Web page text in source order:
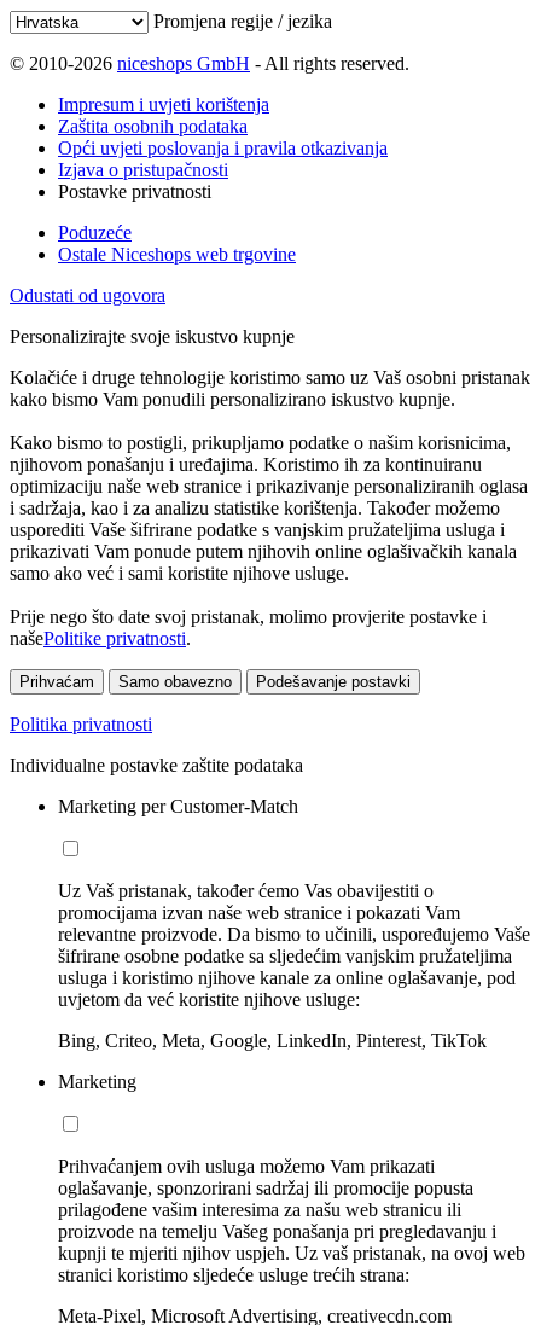
Promjena regije / jezika
© 2010-2026 niceshops GmbH - All rights reserved.
Impresum i uvjeti korištenja
Zaštita osobnih podataka
Opći uvjeti poslovanja i pravila otkazivanja
Izjava o pristupačnosti
Postavke privatnosti
Poduzeće
Ostale Niceshops web trgovine
Odustati od ugovora
Personalizirajte svoje iskustvo kupnje
Kolačiće i druge tehnologije koristimo samo uz Vaš osobni pristanak
kako bismo Vam ponudili personalizirano iskustvo kupnje.
Kako bismo to postigli, prikupljamo podatke o našim korisnicima,
njihovom ponašanju i uređajima. Koristimo ih za kontinuiranu
optimizaciju naše web stranice i prikazivanje personaliziranih oglasa
i sadržaja, kao i za analizu statistike korištenja. Također možemo
usporediti Vaše šifrirane podatke s vanjskim pružateljima usluga i
prikazivati Vam ponude putem njihovih online oglašivačkih kanala
samo ako već i sami koristite njihove usluge.
Prije nego što date svoj pristanak, molimo provjerite postavke i
našePolitike privatnosti.
Prihvaćam Samo obavezno Podešavanje postavki
Politika privatnosti
Individualne postavke zaštite podataka
Marketing per Customer-Match
Uz Vaš pristanak, također ćemo Vas obavijestiti o
promocijama izvan naše web stranice i pokazati Vam
relevantne proizvode. Da bismo to učinili, uspoređujemo Vaše
šifrirane osobne podatke sa sljedećim vanjskim pružateljima
usluga i koristimo njihove kanale za online oglašavanje, pod
uvjetom da već koristite njihove usluge:
Bing, Criteo, Meta, Google, LinkedIn, Pinterest, TikTok
Marketing
Prihvaćanjem ovih usluga možemo Vam prikazati
oglašavanje, sponzorirani sadržaj ili promocije popusta
prilagođene vašim interesima za našu web stranicu ili
proizvode na temelju Vašeg ponašanja pri pregledavanju i
kupnji te mjeriti njihov uspjeh. Uz vaš pristanak, na ovoj web
stranici koristimo sljedeće usluge trećih strana:
Meta-Pixel, Microsoft Advertising, creativecdn.com